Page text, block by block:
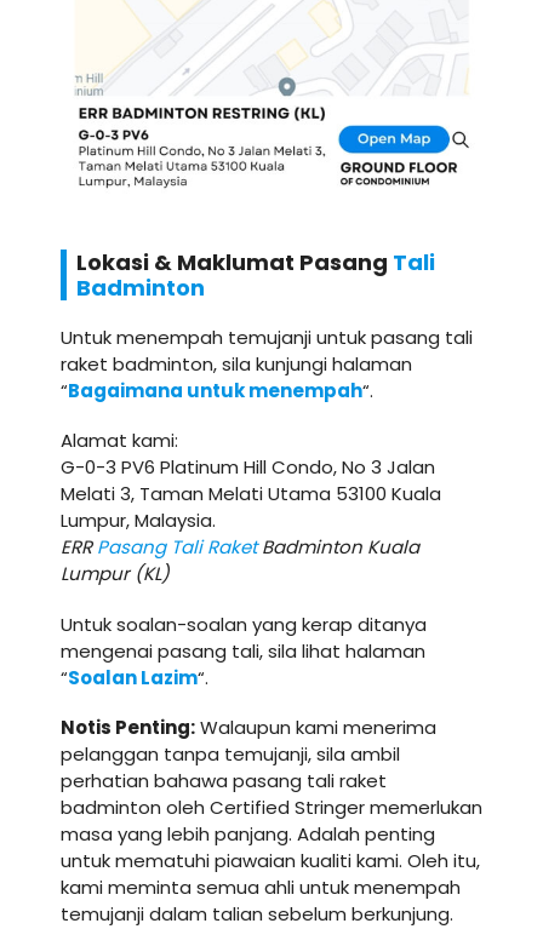
Lokasi & Maklumat Pasang Tali
Badminton
Untuk menempah temujanji untuk pasang tali
raket badminton, sila kunjungi halaman
“Bagaimana untuk menempah“.
Alamat kami:
G-0-3 PV6 Platinum Hill Condo, No 3 Jalan
Melati 3, Taman Melati Utama 53100 Kuala
Lumpur, Malaysia.
ERRPasang Tali RaketBadminton Kuala
Lumpur (KL)
Untuk soalan-soalan yang kerap ditanya
mengenai pasang tali, sila lihat halaman
“Soalan Lazim“.
Notis Penting:Walaupun kami menerima
pelanggan tanpa temujanji, sila ambil
perhatian bahawa pasang tali raket
badminton oleh Certified Stringer memerlukan
masa yang lebih panjang. Adalah penting
untuk mematuhi piawaian kualiti kami. Oleh itu,
kami meminta semua ahli untuk menempah
temujanji dalam talian sebelum berkunjung.